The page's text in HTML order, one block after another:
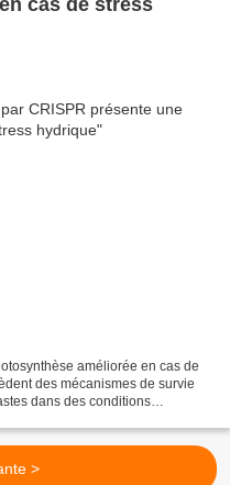
améliorée en cas de
des mécanismes de survie
dans des conditions
>